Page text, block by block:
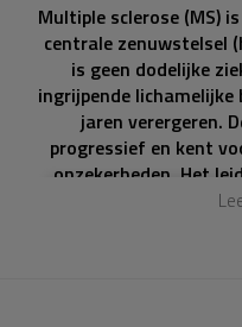
Multiple sclerose (MS)
centrale zenuwstelsel
is geen dodelijke
ingrijpende lichamelijke
jaren verergeren.
progressief en kent
onzekerheden. Het
vaak niet meer